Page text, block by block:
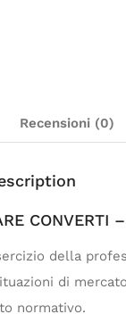
Recensioni (0)
CONVERTI
della
di
normativo.